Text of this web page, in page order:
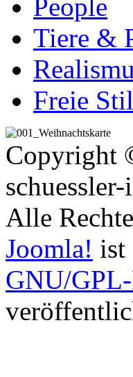
People
Tiere &
Freie
Copyright
Alle
Joomla! ist
GNU/